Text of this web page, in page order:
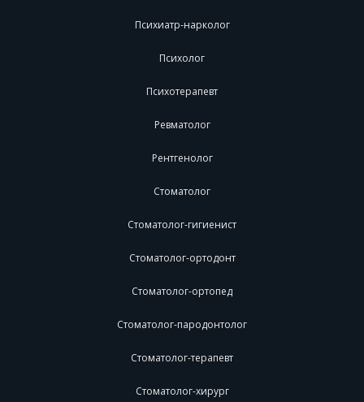
Психиатр-нарколог
Психолог
Психотерапевт
Ревматолог
Рентгенолог
Стоматолог
Стоматолог-гигиенист
Стоматолог-ортодонт
Стоматолог-ортопед
Стоматолог-пародонтолог
Стоматолог-терапевт
Стоматолог-хирург